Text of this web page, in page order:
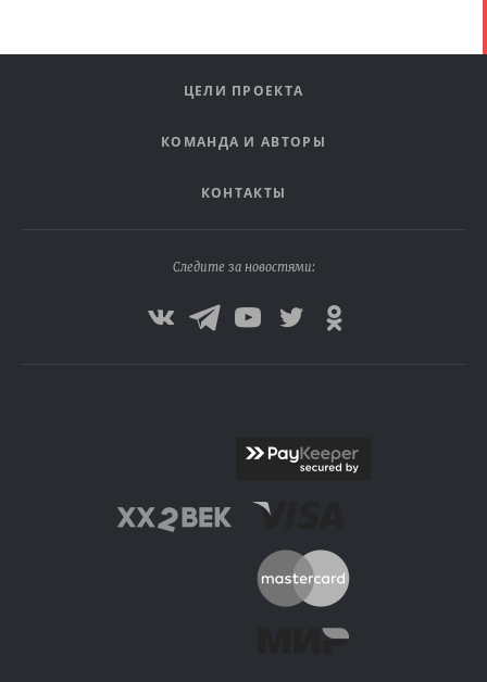
ЦЕЛИ ПРОЕКТА
КОМАНДА И АВТОРЫ
КОНТАКТЫ
Следите за новостями: